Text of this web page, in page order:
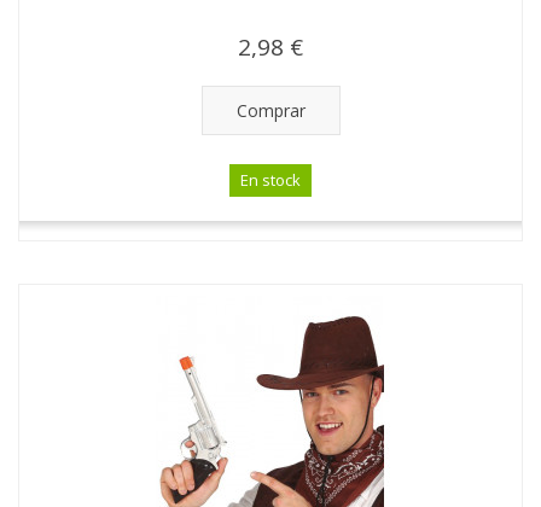
2,98 €
Comprar
En stock